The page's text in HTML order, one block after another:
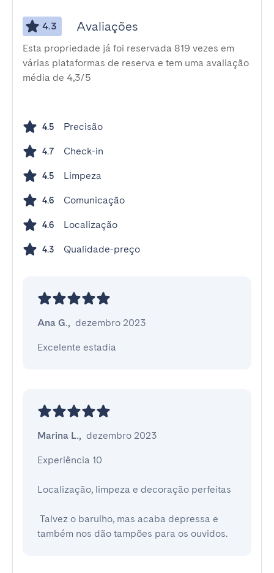
4.3 Avaliações
Esta propriedade já foi reservada 819 vezes em
várias plataformas de reserva e tem uma avaliação
média de 4,3/5
4.5 Precisão
4.7 Check-in
4.5 Limpeza
4.6 Comunicação
4.6 Localização
4.3 Qualidade-preço
Ana G., dezembro 2023
Excelente estadia
Marina L., dezembro 2023
Experiência 10
Localização, limpeza e decoração perfeitas
também nos dão tampões para os ouvidos.